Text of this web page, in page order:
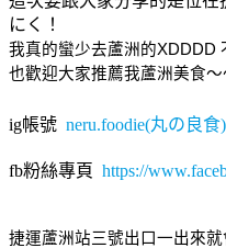
にく！
我真的蠻少去蘆洲的XDDDD
也歡迎大家推薦我蘆洲美食～
ig帳號 neru.foodie(丸の良食)
fb粉絲專頁 https://
捷運蘆洲站三號出口一出來